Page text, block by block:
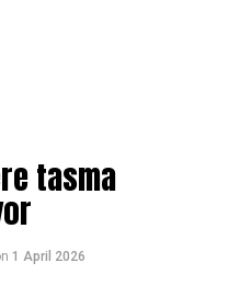
tasma
1 April 2026